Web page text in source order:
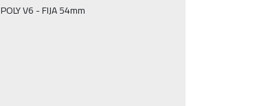
POLY V6 - FIJA 54mm